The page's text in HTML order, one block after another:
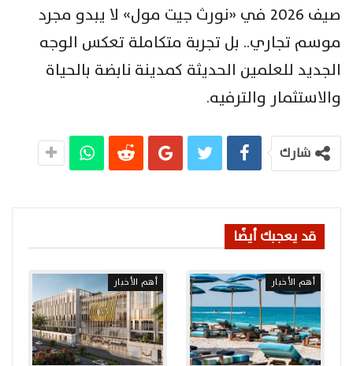
صيف 2026 في «نورث جيت مول» لا يبدو مجرد
موسم تجاري.. بل تجربة متكاملة تعكس الوجه
الجديد للعلمين الحديثة كمدينة نابضة بالحياة
والاستثمار والترفيه.
شارك
قد يعجبك أيضًا
أهم الأخبار أهم الأخبار